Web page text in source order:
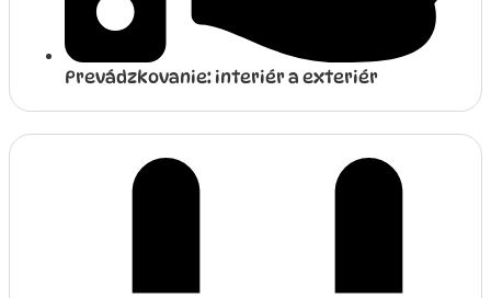
Prevádzkovanie: interiér a exteriér